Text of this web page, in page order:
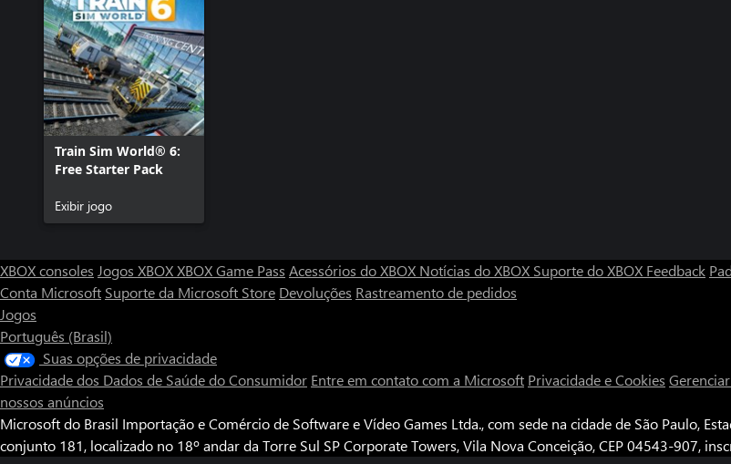
Train Sim World® 6:
Free Starter Pack
Exibir jogo
XBOX consoles Jogos XBOXXBOX Game Pass Acessórios do XBOX Notícias do XBOX Suporte do XBOX Feedback
Conta Microsoft Suporte da Microsoft Store Devoluções Rastreamento de pedidos
Jogos
Português (Brasil)
Suas opções de privacidade
Privacidade dos Dados de Saúde do Consumidor Entre em contato com a Microsoft Privacidade e Cookies
nossos anúncios
Microsoft do Brasil Importação e Comércio de Software e Vídeo Games Ltda., com sede na cidade de São Paulo,
conjunto 181, localizado no 18º andar da Torre Sul SP Corporate Towers, Vila Nova Conceição, CEP 04543-907,